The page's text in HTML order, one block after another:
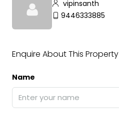
vipinsanth
9446333885
Enquire About This Property
Name